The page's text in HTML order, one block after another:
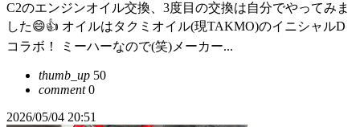
C2のエンジンオイル交換、3度目の交換は自分でやってみま
した😄👍 オイルはタクミオイル(現TAKMO)のイニシャルD
コラボ！ ミーハーなので(笑)メーカー...
thumb_up 50
comment0
2026/05/04 20:51